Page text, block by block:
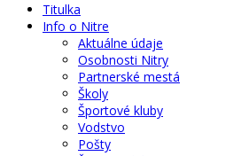
Titulka
Info o Nitre
Aktuálne údaje
Osobnosti Nitry
Partnerské mestá
Školy
Športové kluby
Vodstvo
Pošty